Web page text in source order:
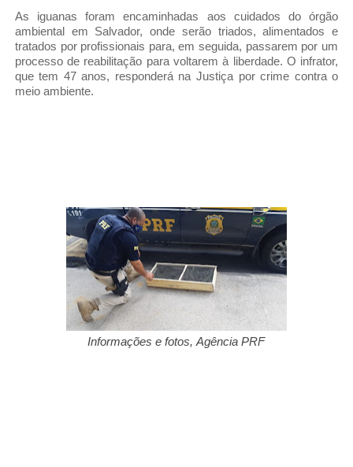
As iguanas foram encaminhadas aos cuidados do órgão
ambiental em Salvador, onde serão triados, alimentados e
tratados por profissionais para, em seguida, passarem por um
processo de reabilitação para voltarem à liberdade. O infrator,
que tem 47 anos, responderá na Justiça por crime contra o
meio ambiente.
Informações e fotos, Agência PRF